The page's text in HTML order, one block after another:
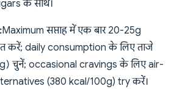
के साथ।
Maximum सप्ताह में एक बार 20-25g
करें; daily consumption के लिए ताजे
चुनें; occasional cravings के लिए air-
(380 kcal/100g) try करें।